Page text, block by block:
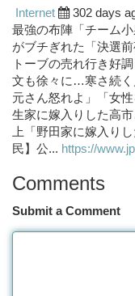
Internet
302 days
最強の布陣「チーム
がブチぎれた「決選
トーブの売れ行き好
文も徐々に…寒さ続く
元さん怒れよ」「女
生家に嫁入りした高
上「野田家に嫁入り
民】公... https://
Comments
Submit a Comment